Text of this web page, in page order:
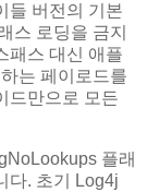
들 버전의 기본
스 로딩을 금지
패스 대신 애플
는 페이로드를
드만으로 모든
플래
다. 초기 Log4j